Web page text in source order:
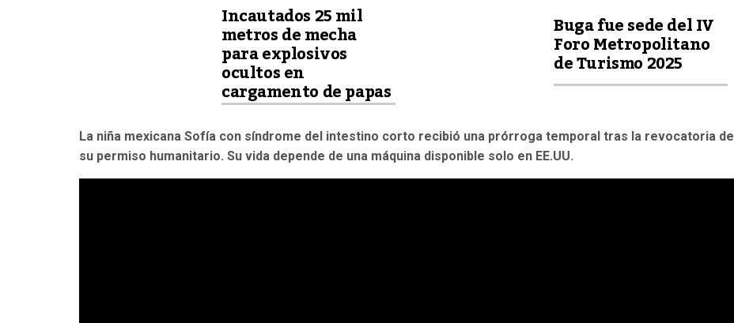
Incautados 25 mil
metros de mecha
para explosivos
ocultos en
cargamento de papas
Buga fue sede del IV
Foro Metropolitano
de Turismo 2025
La niña mexicana Sofía con síndrome del intestino corto recibió una prórroga temporal tras la revocatoria de
su permiso humanitario. Su vida depende de una máquina disponible solo en EE.UU.